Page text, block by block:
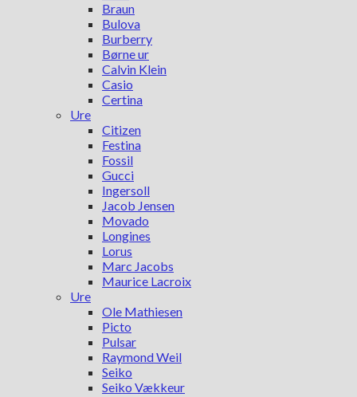
Braun
Bulova
Burberry
Børne ur
Calvin Klein
Casio
Certina
Ure
Citizen
Festina
Fossil
Gucci
Ingersoll
Jacob Jensen
Movado
Longines
Lorus
Marc Jacobs
Maurice Lacroix
Ure
Ole Mathiesen
Picto
Pulsar
Raymond Weil
Seiko
Seiko Vækkeur